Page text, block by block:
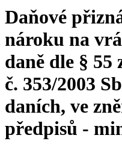
Daňové
nároku na
daně dle § 55
č. 353/2003
daních, ve
předpisů -